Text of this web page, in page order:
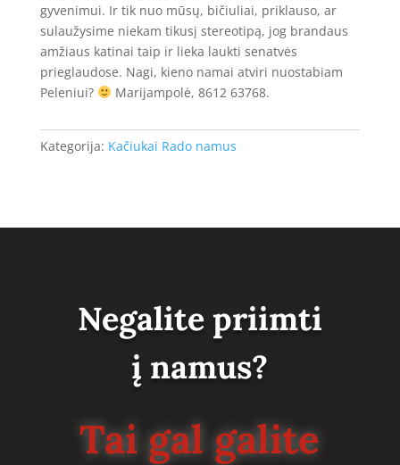
gyvenimui. Ir tik nuo mūsų, bičiuliai, priklauso, ar
sulaužysime niekam tikusį stereotipą, jog brandaus
amžiaus katinai taip ir lieka laukti senatvės
prieglaudose. Nagi, kieno namai atviri nuostabiam
Peleniui?
Marijampolė, 8612 63768.
Kategorija: Kačiukai Rado namus
Negalite priimti
į namus?
Tai gal galite